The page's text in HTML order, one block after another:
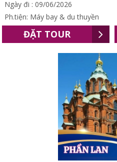
Ngày đi : 09/06/2026
Ph.tiện: Máy bay & du thuyền
ĐẶT TOUR